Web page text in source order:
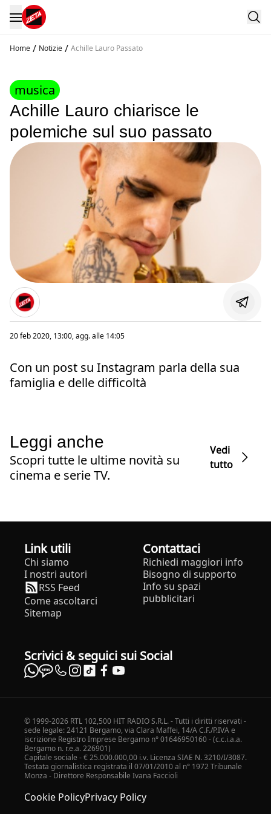
Home / Notizie / Achille Lauro Passato
musica
Achille Lauro chiarisce le
polemiche sul suo passato
20 feb 2020, 13:00, agg. alle 14:05
Con un post su Instagram parla della sua
famiglia e delle difficoltà
Leggi anche
Scopri tutte le ultime novità su
cinema e serie TV.
Vedi
tutto
Link utili
Chi siamo
I nostri autori
RSS Feed
Come ascoltarci
Sitemap
Contattaci
Richiedi maggiori info
Bisogno di supporto
Info su spazi
pubblicitari
Scrivici & seguici sui Social
© 1999-2026 RTL 102,500 HIT RADIO S.R.L. - Tutti i diritti riservati -
sede legale: 24121 Bergamo, via Clara Maffei, 14/A C.F./P.IVA e
iscrizione Registro Imprese Bergamo n° 01646950160 - (c.c.i.a.a.
Bergamo n. r.e.a. 226901)
Capitale sociale - € 25.000.000,00 i.v. Licenza SIAE N. 3210/I/3087.
Testata giornalistica registrata il 07/01/2010 al n° 1972 Tribunale
Monza - Direttore Responsabile Ivana Faccioli
Cookie PolicyPrivacy Policy